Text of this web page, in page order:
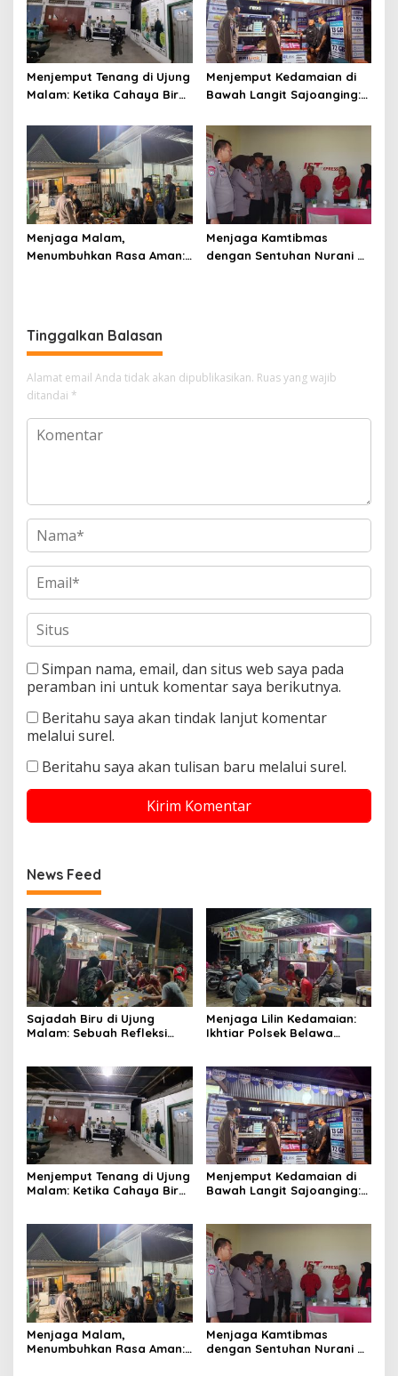
Menjemput Tenang di Ujung
Malam: Ketika Cahaya Biru
Istirahat Warga
Sabbangparu
Menjemput Kedamaian di
Bawah Langit Sajoanging:
Polisi, dan Hati yang
Menjaga
Menjaga Malam,
Menumbuhkan Rasa Aman:
Menjaga Kamtibmas
dengan Sentuhan Nurani di
Tinggalkan Balasan
Alamat email Anda tidak akan dipublikasikan. Ruas yang wajib
ditandai *
Simpan nama, email, dan situs web saya pada
peramban ini untuk komentar saya berikutnya.
Beritahu saya akan tindak lanjut komentar
melalui surel.
Beritahu saya akan tulisan baru melalui surel.
News Feed
Sajadah Biru di Ujung
Malam: Sebuah Refleksi
Menjaga Lilin Kedamaian:
Ikhtiar Polsek Belawa
Menjemput Tenang di Ujung
Malam: Ketika Cahaya Biru
Sabbangparu
Menjemput Kedamaian di
Bawah Langit Sajoanging:
Menjaga
Menjaga Malam,
Menumbuhkan Rasa Aman:
Menjaga Kamtibmas
dengan Sentuhan Nurani di